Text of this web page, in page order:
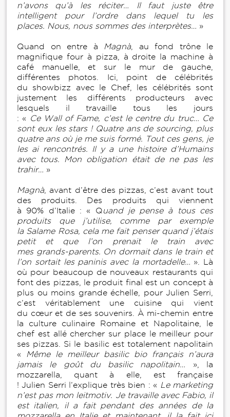
n’avons qu’à les réciter… Il faut juste être
intelligent pour l’ordre dans lequel tu les
places. Nous, nous sommes des interprètes… »
Quand on entre à Magnà, au fond trône le
magnifique four à pizza, à droite la machine à
café manuelle, et sur le mur de gauche,
différentes photos. Ici, point de célébrités
du showbizz avec le Chef, les célébrités sont
justement les différents producteurs avec
lesquels il travaille tous les jours
: « Ce Wall of Fame, c’est le centre du truc… Ce
sont eux les stars ! Quatre ans de sourcing, plus
quatre ans où je me suis formé. Tout ces gens, je
les ai rencontrés. Il y a une histoire d’Humains
avec tous. Mon obligation était de ne pas les
trahir… »
Magnà, avant d’être des pizzas, c’est avant tout
des produits. Des produits qui viennent
à 90% d’Italie : « Quand je pense à tous ces
produits que j’utilise, comme par exemple
la Salame Rosa, cela me fait penser quand j’étais
petit et que l’on prenait le train avec
mes grands-parents. On dormait dans le train et
l’on sortait les paninis avec la mortadelle… ». Là
où pour beaucoup de nouveaux restaurants qui
font des pizzas, le produit final est un concept à
plus ou moins grande échelle, pour Julien Serri,
c’est véritablement une cuisine qui vient
du cœur et de ses souvenirs. À mi-chemin entre
la culture culinaire Romaine et Napolitaine, le
chef est allé chercher sur place le meilleur pour
ses pizzas. Si le basilic est totalement napolitain
«
Même le meilleur basilic bio français n’aura
jamais le goût du basilic napolitain… », la
mozzarella, quant à elle, est française
! Julien Serri l’explique très bien : « Le marketing
n’est pas mon leitmotiv. Je travaille avec Fabio, il
est italien, il a fait pendant des années de la